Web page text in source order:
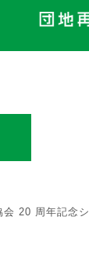
20 周年記念